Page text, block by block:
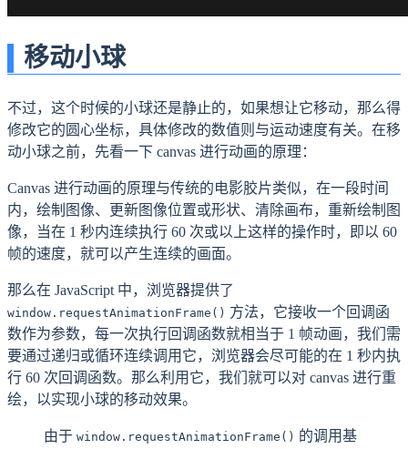
移动小球
不过，这个时候的小球还是静止的，如果想让它移动，那么得
修改它的圆心坐标，具体修改的数值则与运动速度有关。在移
动小球之前，先看一下 canvas 进行动画的原理：
Canvas 进行动画的原理与传统的电影胶片类似，在一段时间
内，绘制图像、更新图像位置或形状、清除画布，重新绘制图
像，当在 1 秒内连续执行 60 次或以上这样的操作时，即以 60
帧的速度，就可以产生连续的画面。
那么在 JavaScript 中，浏览器提供了
window.requestAnimationFrame() 方法，它接收一个回调函
数作为参数，每一次执行回调函数就相当于 1 帧动画，我们需
要通过递归或循环连续调用它，浏览器会尽可能的在 1 秒内执
行 60 次回调函数。那么利用它，我们就可以对 canvas 进行重
绘，以实现小球的移动效果。
由于 window.requestAnimationFrame() 的调用基